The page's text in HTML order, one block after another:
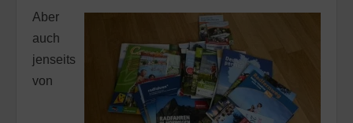
Aber
auch
jenseits
von